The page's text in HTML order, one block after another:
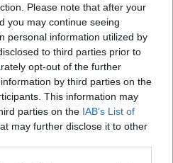
Please note that after your
you may continue seeing
personal information utilized by
to third parties prior to
opt-out of the further
by third parties on the
This information may
parties on the IAB’s List of
may further disclose it to other